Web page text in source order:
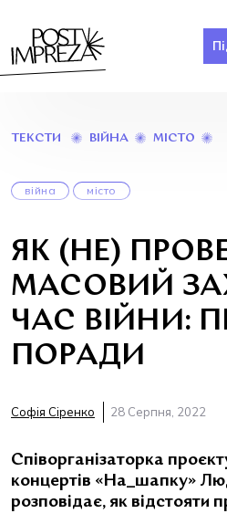
ТЕКСТИ ВІЙНА МІСТО
війна місто
ЯК (НЕ)
МАСОВИЙ
ЧАС ВІЙНИ:
ПОРАДИ
Софія Сіренко 28 Серпня, 2022
Співорганізаторка
концертів «На_шапку»
розповідає, як відстояти